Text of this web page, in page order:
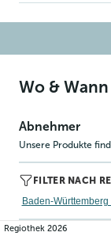
Wo & Wann
Abnehmer
Unsere Produkte
FILTER NACH
Baden-Württemberg
Regiothek2026